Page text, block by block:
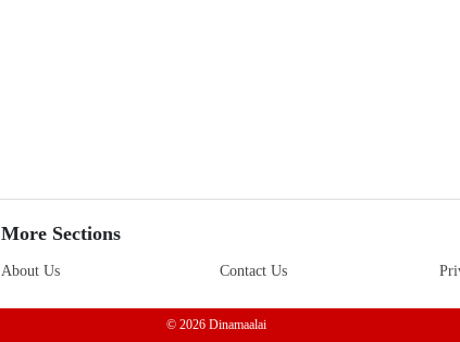
More Sections
About Us Contact Us
© 2026 Dinamaalai